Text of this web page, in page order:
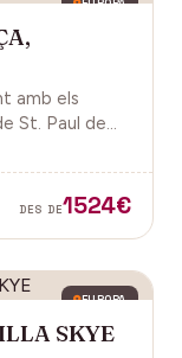
EUROPA
amb els
St. Paul de
DES DE1524€
EUROPA
SKYE